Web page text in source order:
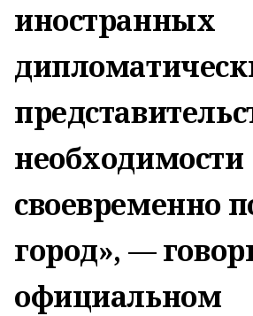
иностранных
необходимости
своевременно
город», —
официальном